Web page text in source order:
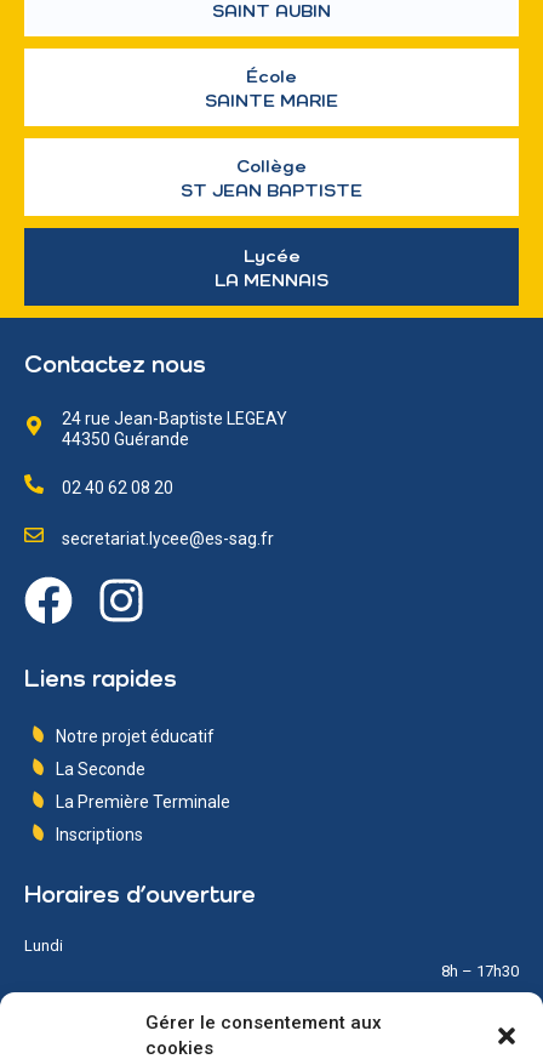
Gérer le consentement aux
cookies
SAINT AUBIN
École
SAINTE MARIE
Collège
ST JEAN BAPTISTE
Lycée
LA MENNAIS
Contactez nous
24 rue Jean-Baptiste LEGEAY
44350 Guérande
02 40 62 08 20
secretariat.lycee@es-sag.fr
Liens rapides
Notre projet éducatif
La Seconde
La Première Terminale
Inscriptions
Horaires d’ouverture
Lundi
8h – 17h30
8h – 17h30